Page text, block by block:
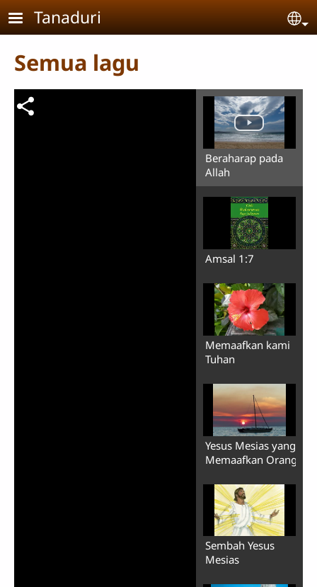
Skip to main content
Tanaduri
Semua lagu
Beraharap pada
Allah
Amsal 1:7
Memaafkan kami
Tuhan
Yesus Mesias yang
Memaafkan Orang
Sembah Yesus
Mesias